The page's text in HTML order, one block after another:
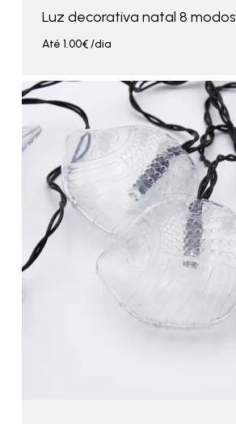
Luz decorativa natal 8 modos
Até 1.00€/dia